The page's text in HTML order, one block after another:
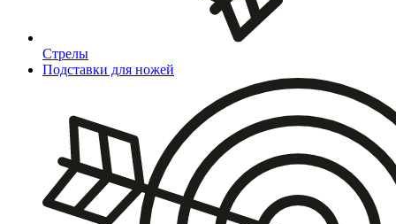
Стрелы
Подставки для ножей